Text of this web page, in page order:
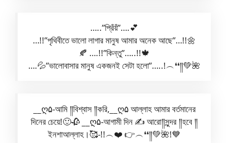
…..”প্রিঁয়ঁ”….💕
…!!”পৃথিবীতে ভালো লাগার মানুষ আমার অনেক আছে”…!!🌼
🍂 ….!!”কিন্তু”…..!!🍁
….💦”ভালোবাসার মানুষ একজনই সেটা হলো”…..!︵❛❛༎💚🌺
__ღ۵-আমি ༎বিশ্বাস ༎করি,__ღ۵ আল্লাহ আমার বর্তমানের
দিনের চেয়ে!🙂🥀 __ღ۵-আগামী দিন ✍️ আরো༎সুন্দর ༎হবে ༎
ইনশাআল্লাহ।🥰-!!︵❤️ 👉︵❛❛༎💚🌺!💙